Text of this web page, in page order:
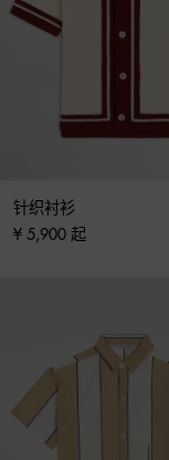
针织衬衫
¥ 5,900 起